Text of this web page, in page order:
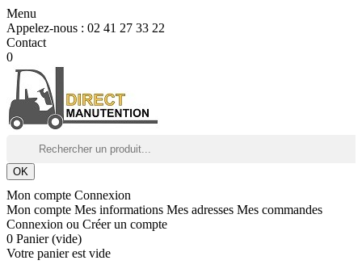
Menu
Appelez-nous : 02 41 27 33 22
Contact
0
OK
Mon compte Connexion
Mon compte Mes informations Mes adresses Mes commandes
Connexion ou Créer un compte
0 Panier (vide)
Votre panier est vide